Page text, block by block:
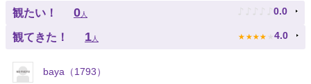
観たい！ 0人 ♪ ♪ ♪ ♪ ♪ 0.0
観てきた！ 1人 ★ ★ ★ ★ ★ 4.0
baya（1793）